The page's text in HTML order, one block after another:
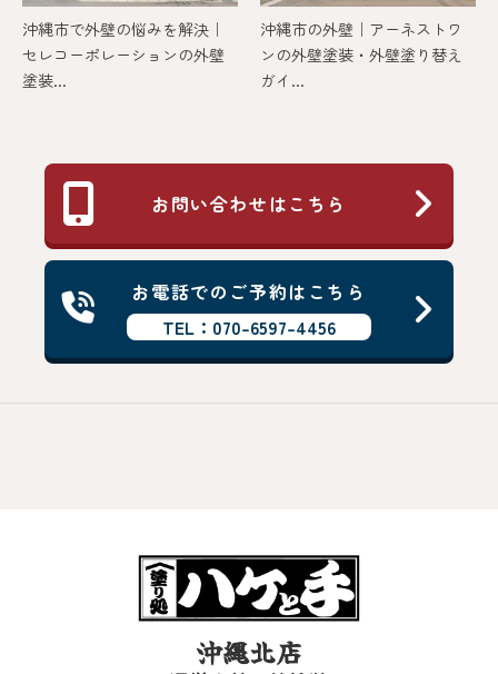
沖縄市で外壁の悩みを解決｜
セレコーポレーションの外壁
塗装...
沖縄市の外壁｜アーネストワ
ンの外壁塗装・外壁塗り替え
ガイ...
お問い合わせはこちら
お電話でのご予約はこちら
TEL：070-6597-4456
沖縄北店